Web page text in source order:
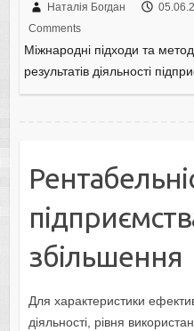
Наталія Богдан
Comments
Міжнародні підходи та
результатів діяльності
збільшення
Для характеристики
діяльності, рівня